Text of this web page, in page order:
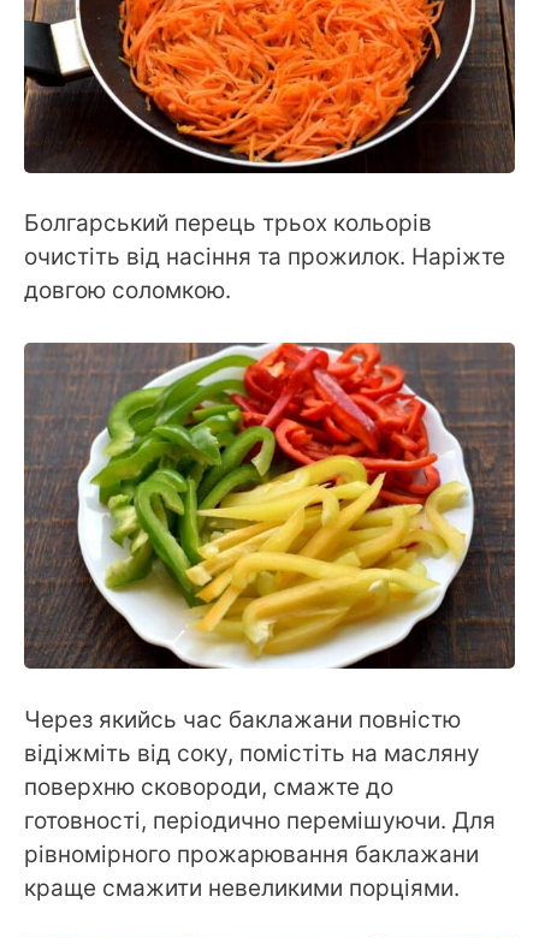
Болгарський перець трьох кольорів
очистіть від насіння та прожилок. Наріжте
довгою соломкою.
Через якийсь час баклажани повністю
відіжміть від соку, помістіть на масляну
поверхню сковороди, смажте до
готовності, періодично перемішуючи. Для
рівномірного прожарювання баклажани
краще смажити невеликими порціями.